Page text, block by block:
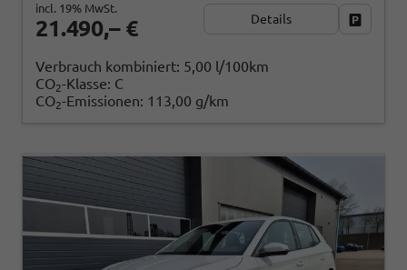
21.490,– €
incl. 19% MwSt.
Details
Verbrauch kombiniert: 5,00 l/100km
CO2-Klasse: C
CO2-Emissionen: 113,00 g/km